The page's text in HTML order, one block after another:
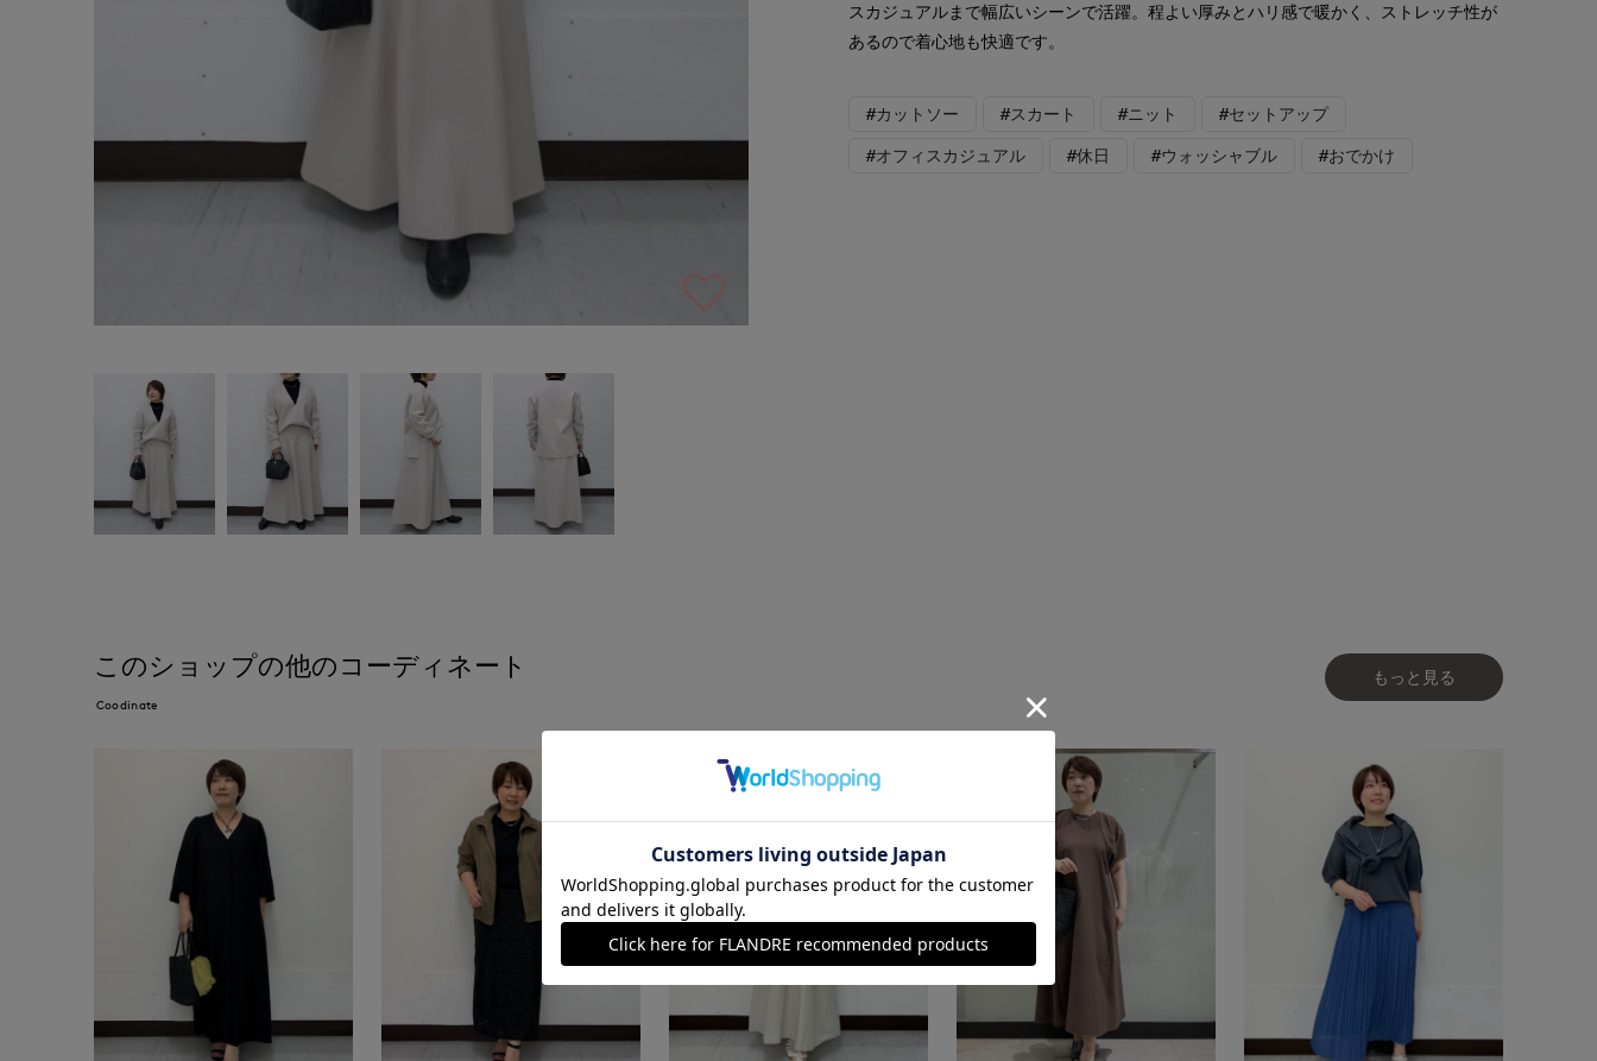
スカジュアルまで幅広いシーンで活躍。程よい厚みとハリ感で暖かく、ストレッチ性が
あるので着心地も快適です。
#カットソー #スカート #ニット #セットアップ
#オフィスカジュアル #休日 #ウォッシャブル #おでかけ
このショップの他のコーディネート
Coodinate
もっと見る